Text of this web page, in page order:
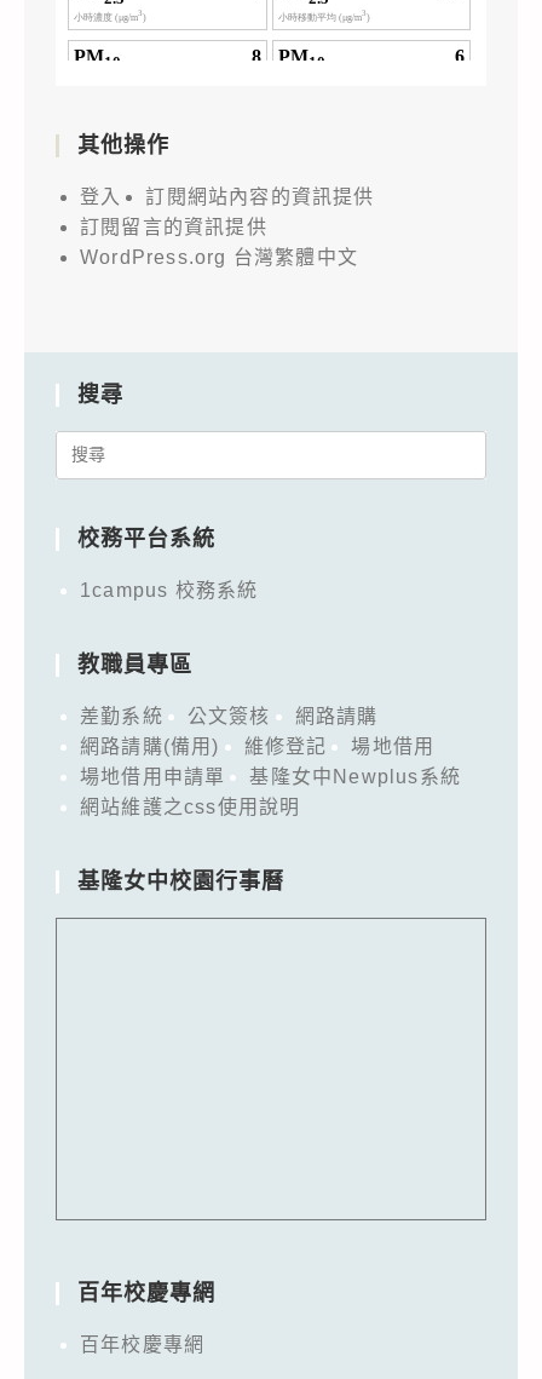
其他操作
登入
訂閱網站內容的資訊提供
訂閱留言的資訊提供
WordPress.org 台灣繁體中文
搜尋
Search
校務平台系統
1campus 校務系統
教職員專區
差勤系統 公文簽核
網路請購
網路請購(備用)
維修登記
場地借用
場地借用申請單
基隆女中Newplus系統
網站維護之css使用說明
基隆女中校園行事曆
百年校慶專網
百年校慶專網